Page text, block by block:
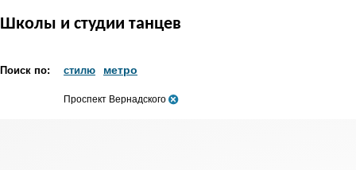
Школы и студии танцев
Поиск по: стилю метро
Проспект Вернадского